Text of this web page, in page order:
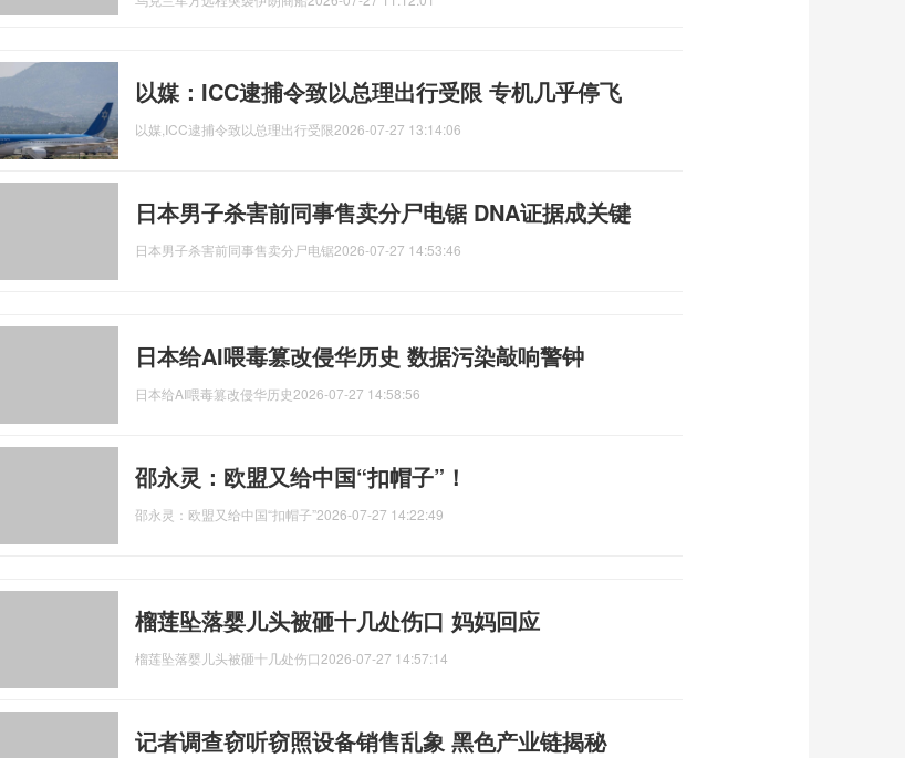
以媒：ICC逮捕令致以总理出行受限 专机几乎停飞
以媒,ICC逮捕令致以总理出行受限2026-07-27 13:14:06
日本男子杀害前同事售卖分尸电锯 DNA证据成关键
日本男子杀害前同事售卖分尸电锯2026-07-27 14:53:46
日本给AI喂毒篡改侵华历史 数据污染敲响警钟
日本给AI喂毒篡改侵华历史2026-07-27 14:58:56
邵永灵：欧盟又给中国“扣帽子”！
邵永灵：欧盟又给中国“扣帽子”2026-07-27 14:22:49
榴莲坠落婴儿头被砸十几处伤口 妈妈回应
榴莲坠落婴儿头被砸十几处伤口2026-07-27 14:57:14
记者调查窃听窃照设备销售乱象 黑色产业链揭秘